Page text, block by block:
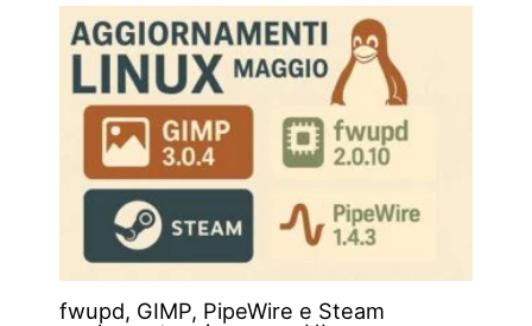
fwupd, GIMP, PipeWire e Steam